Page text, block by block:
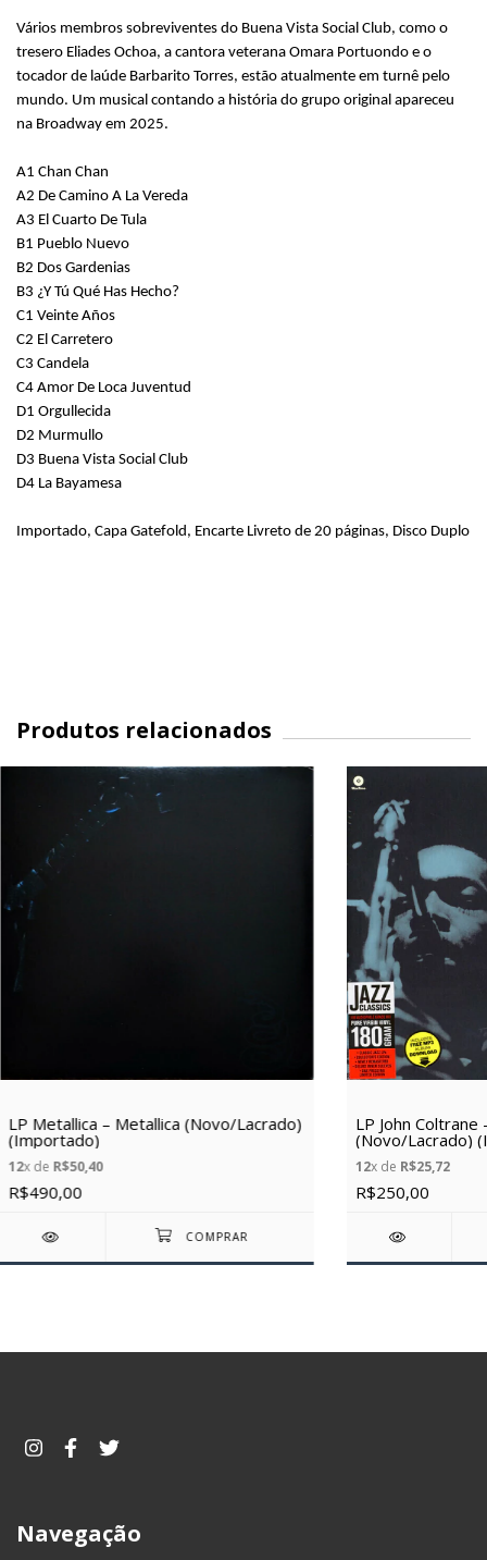
Vários membros sobreviventes do Buena Vista Social Club, como o
tresero Eliades Ochoa, a cantora veterana Omara Portuondo e o
tocador de laúde Barbarito Torres, estão atualmente em turnê pelo
mundo. Um musical contando a história do grupo original apareceu
na Broadway em 2025.
A1 Chan Chan
A2 De Camino A La Vereda
A3 El Cuarto De Tula
B1 Pueblo Nuevo
B2 Dos Gardenias
B3 ¿Y Tú Qué Has Hecho?
C1 Veinte Años
C2 El Carretero
C3 Candela
C4 Amor De Loca Juventud
D1 Orgullecida
D2 Murmullo
D3 Buena Vista Social Club
D4 La Bayamesa
Importado, Capa Gatefold, Encarte Livreto de 20 páginas, Disco Duplo
Produtos relacionados
LP Metallica – Metallica (Novo/Lacrado)
(Importado)
12x de R$50,40
R$490,00
LP John Coltrane
(Novo/Lacrado)
12x de R$25,72
R$250,00
Navegação